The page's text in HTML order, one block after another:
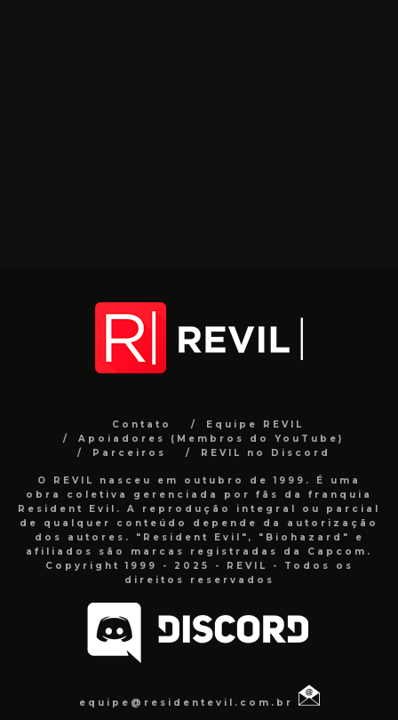
Contato
Equipe REVIL
Apoiadores (Membros do YouTube)
Parceiros
REVIL no Discord
O REVIL nasceu em outubro de 1999. É uma
obra coletiva gerenciada por fãs da franquia
Resident Evil. A reprodução integral ou parcial
de qualquer conteúdo depende da autorização
dos autores. "Resident Evil", "Biohazard" e
afiliados são marcas registradas da Capcom.
Copyright 1999 - 2025 - REVIL - Todos os
direitos reservados
equipe@residentevil.com.br